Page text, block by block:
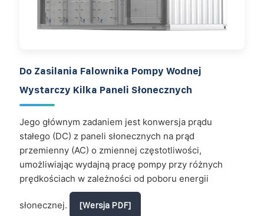
Do Zasilania Falownika Pompy Wodnej
Wystarczy Kilka Paneli Słonecznych
Jego głównym zadaniem jest konwersja prądu
stałego (DC) z paneli słonecznych na prąd
przemienny (AC) o zmiennej częstotliwości,
umożliwiając wydajną pracę pompy przy różnych
prędkościach w zależności od poboru energii
słonecznej. [Wersja PDF]